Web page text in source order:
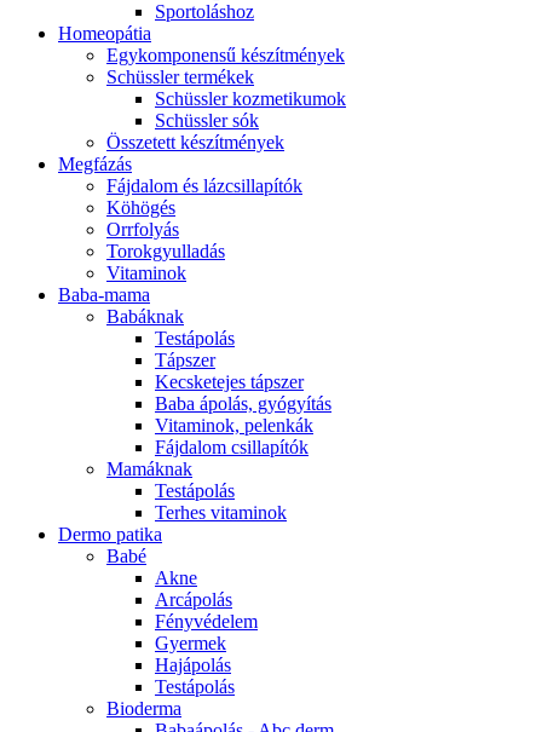
Sportoláshoz
Homeopátia
Egykomponensű készítmények
Schüssler termékek
Schüssler kozmetikumok
Schüssler sók
Összetett készítmények
Megfázás
Fájdalom és lázcsillapítók
Köhögés
Orrfolyás
Torokgyulladás
Vitaminok
Baba-mama
Babáknak
Testápolás
Tápszer
Kecsketejes tápszer
Baba ápolás, gyógyítás
Vitaminok, pelenkák
Fájdalom csillapítók
Mamáknak
Testápolás
Terhes vitaminok
Dermo patika
Babé
Akne
Arcápolás
Fényvédelem
Gyermek
Hajápolás
Testápolás
Bioderma